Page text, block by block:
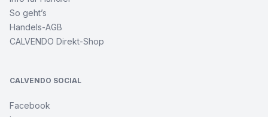
So geht’s
Handels-AGB
CALVENDO Direkt-Shop
CALVENDO SOCIAL
Facebook